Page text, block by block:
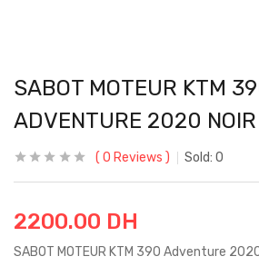
SABOT MOTEUR KTM
ADVENTURE 2020 NOIR
0 Reviews Sold: 0
2200.00 DH
SABOT MOTEUR KTM 390 Adventure